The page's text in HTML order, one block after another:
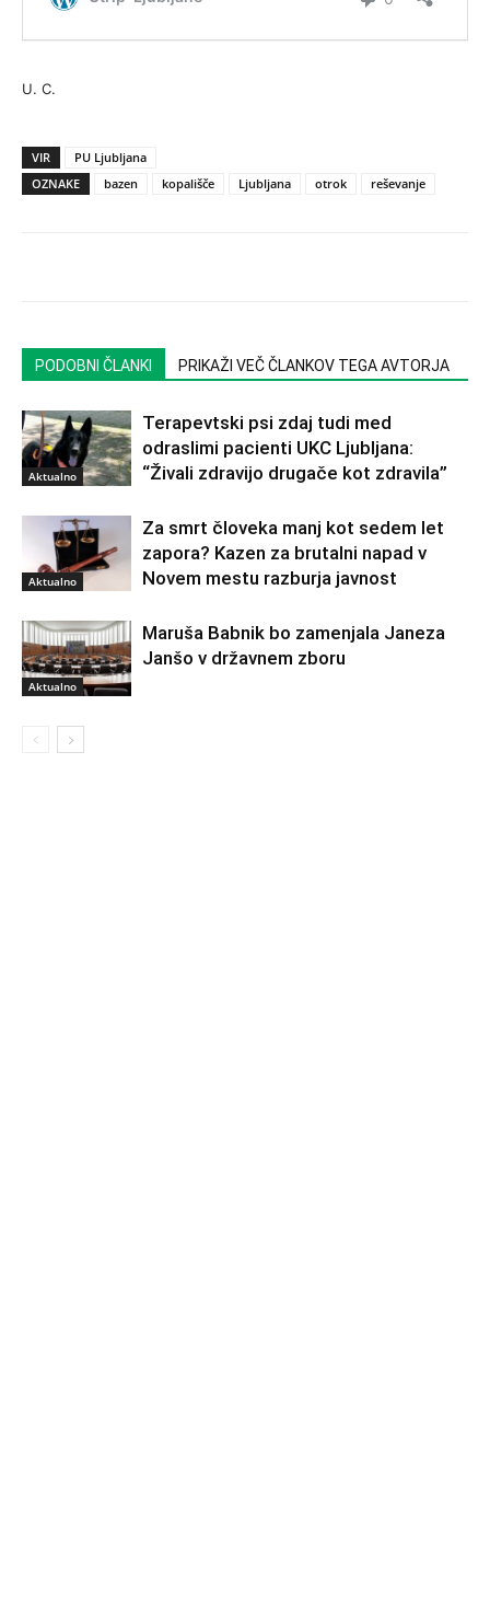
U. C.
VIR
PU Ljubljana
OZNAKE
bazen kopališče Ljubljana otrok reševanje
PODOBNI ČLANKI PRIKAŽI VEČ ČLANKOV TEGA AVTORJA
Aktualno
Terapevtski psi zdaj tudi med
odraslimi pacienti UKC Ljubljana:
“Živali zdravijo drugače kot zdravila”
Aktualno
Za smrt človeka manj kot sedem let
zapora? Kazen za brutalni napad v
Novem mestu razburja javnost
Aktualno
Maruša Babnik bo zamenjala Janeza
Janšo v državnem zboru